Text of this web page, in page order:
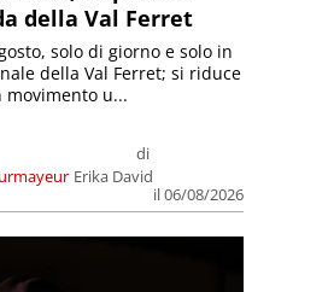
della Val Ferret
di
Erika David
il 06/08/2026
solo di giorno e solo in
della Val Ferret; si riduce
u...